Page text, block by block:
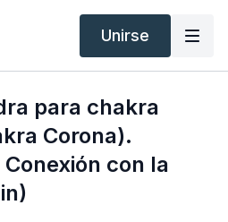
Unirse
para chakra
Corona).
con la